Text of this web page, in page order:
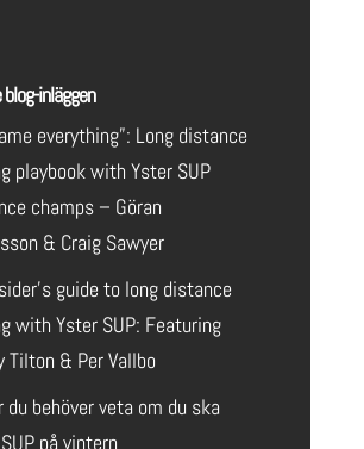
inläggen
everything”: Long distance
playbook with Yster SUP
champs – Göran
& Craig Sawyer
guide to long distance
with Yster SUP: Featuring
Tilton & Per Vallbo
du behöver veta om du ska
på vintern